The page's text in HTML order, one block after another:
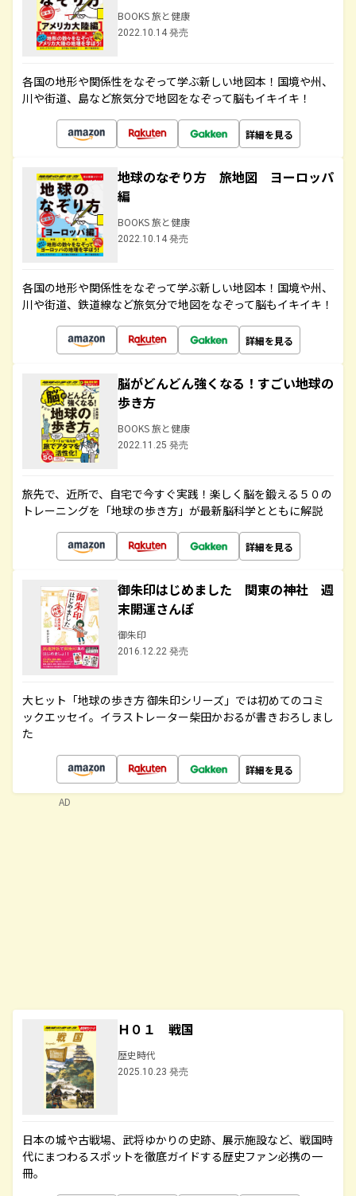
BOOKS 旅と健康
2022.10.14 発売
各国の地形や関係性をなぞって学ぶ新しい地図本！国境や州、
川や街道、島など旅気分で地図をなぞって脳もイキイキ！
詳細を見る
地球のなぞり方 旅地図 ヨーロッパ
編
BOOKS 旅と健康
2022.10.14 発売
各国の地形や関係性をなぞって学ぶ新しい地図本！国境や州、
川や街道、鉄道線など旅気分で地図をなぞって脳もイキイキ！
詳細を見る
脳がどんどん強くなる！すごい地球の
歩き方
BOOKS 旅と健康
2022.11.25 発売
旅先で、近所で、自宅で今すぐ実践！楽しく脳を鍛える５０の
トレーニングを「地球の歩き方」が最新脳科学とともに解説
詳細を見る
御朱印はじめました 関東の神社 週
末開運さんぽ
御朱印
2016.12.22 発売
大ヒット「地球の歩き方 御朱印シリーズ」では初めてのコミ
ックエッセイ。イラストレーター柴田かおるが書きおろしまし
た
詳細を見る
Ｈ０１ 戦国
歴史時代
2025.10.23 発売
日本の城や古戦場、武将ゆかりの史跡、展示施設など、戦国時
代にまつわるスポットを徹底ガイドする歴史ファン必携の一
冊。
AD